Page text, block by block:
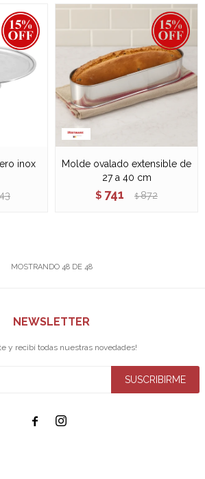
inox
Molde ovalado extensible de
27 a 40 cm
$ 741 $ 872
MOSTRANDO 48DE 48
NEWSLETTER
y recibí todas nuestras novedades!
SUSCRIBIRME
 